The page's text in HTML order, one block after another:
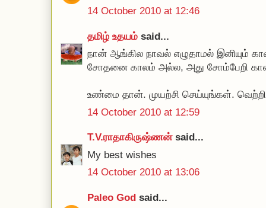
14 October 2010 at 12:46
தமிழ் உதயம் said...
நான் ஆங்கில நாவல் எழுதாமல் இனியும்
சோதனை காலம் அல்ல, அது சோம்பேறி
உண்மை தான். முயற்சி செய்யுங்கள்.
14 October 2010 at 12:59
T.V.ராதாகிருஷ்ணன்said...
My best wishes
14 October 2010 at 13:06
Paleo God said...